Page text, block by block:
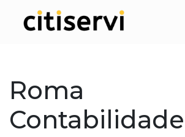
Roma
Contabilidade